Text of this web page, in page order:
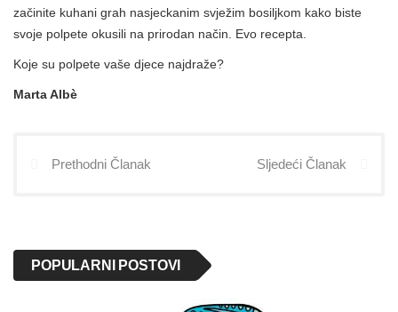
začinite kuhani grah nasjeckanim svježim bosiljkom kako biste
svoje polpete okusili na prirodan način. Evo recepta.
Koje su polpete vaše djece najdraže?
Marta Albè
Prethodni Članak Sljedeći Članak
POPULARNI POSTOVI